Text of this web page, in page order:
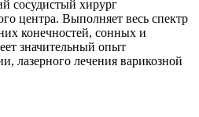
сосудистый хирург
центра. Выполняет весь спектр
конечностей, сонных и
значительный опыт
лазерного лечения варикозной